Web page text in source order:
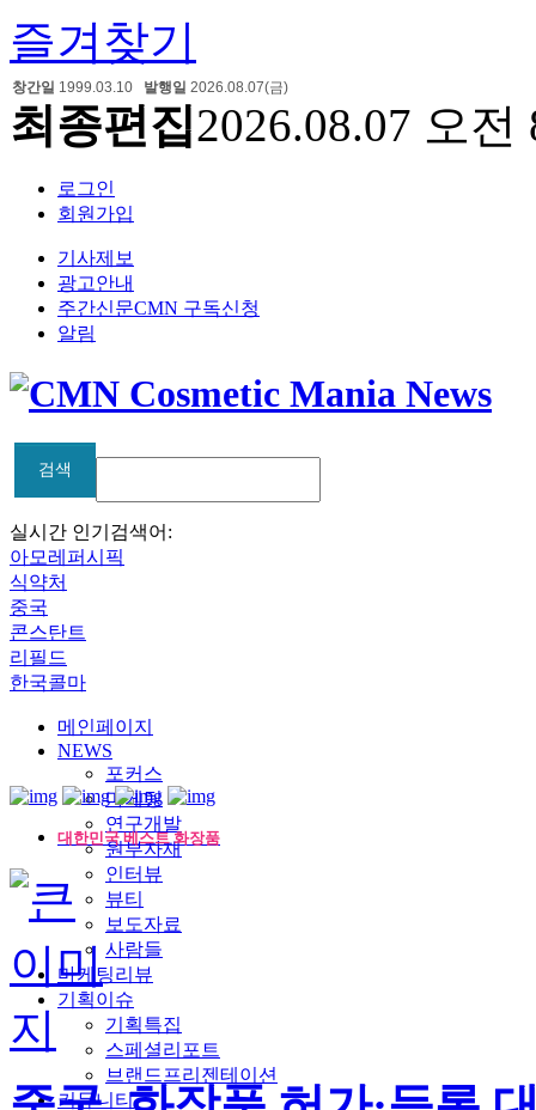
즐겨찾기
최종편집2026.08.07 오전
로그인
회원가입
기사제보
광고안내
주간신문CMN 구독신청
알림
창간일 1999.03.10 발행일 2026.08.07(금)
검색
검색
실시간 인기검색어:
아모레퍼시픽
식약처
중국
콘스탄트
리필드
한국콜마
메인페이지
NEWS
포커스
마케팅
연구개발
원부자재
인터뷰
뷰티
보도자료
사람들
마케팅리뷰
기획이슈
기획특집
스페셜리포트
브랜드프리젠테이션
커뮤니티
대한민국 베스트 화장품